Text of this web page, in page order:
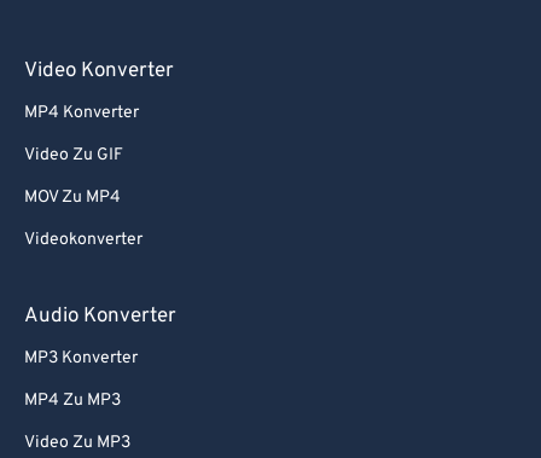
Video Konverter
MP4 Konverter
Video Zu GIF
MOV Zu MP4
Videokonverter
Audio Konverter
MP3 Konverter
MP4 Zu MP3
Video Zu MP3